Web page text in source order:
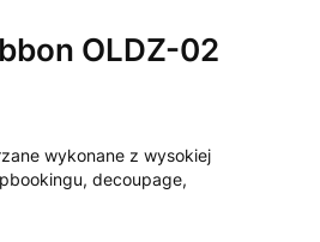
OLDZ-02
wykonane z wysokiej
decoupage,